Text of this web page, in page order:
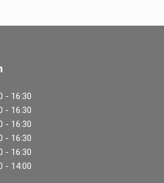
- 16:30
- 16:30
- 16:30
- 16:30
- 16:30
- 14:00